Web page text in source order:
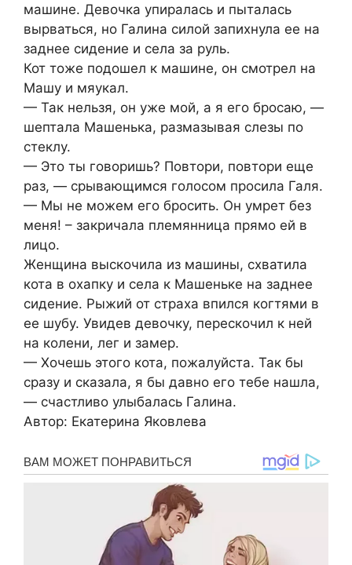
машине. Девочка упиралась и пыталась
вырваться, но Галина силой запихнула ее на
заднее сидение и села за руль.
Кот тоже подошел к машине, он смотрел на
Машу и мяукал.
— Так нельзя, он уже мой, а я его бросаю, —
шептала Машенька, размазывая слезы по
стеклу.
— Это ты говоришь? Повтори, повтори еще
раз, — срывающимся голосом просила Галя.
— Мы не можем его бросить. Он умрет без
меня! – закричала племянница прямо ей в
лицо.
Женщина выскочила из машины, схватила
кота в охапку и села к Машеньке на заднее
сидение. Рыжий от страха впился когтями в
ее шубу. Увидев девочку, перескочил к ней
на колени, лег и замер.
— Хочешь этого кота, пожалуйста. Так бы
сразу и сказала, я бы давно его тебе нашла,
— счастливо улыбалась Галина.
Автор: Екатерина Яковлева